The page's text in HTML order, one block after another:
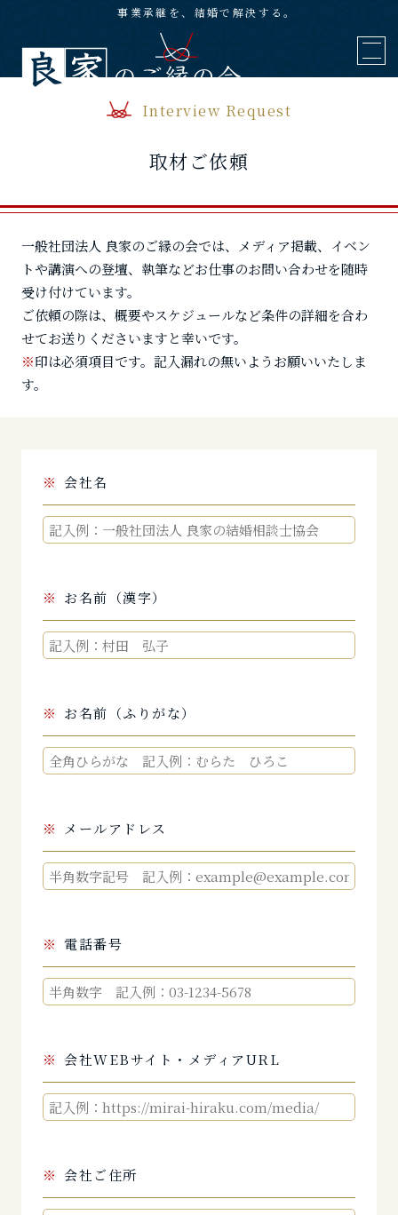
事業承継を、結婚で解決する。
Interview Request
取材ご依頼
一般社団法人 良家のご縁の会では、メディア掲載、イベン
トや講演への登壇、執筆などお仕事のお問い合わせを随時
受け付けています。
ご依頼の際は、概要やスケジュールなど条件の詳細を合わ
せてお送りくださいますと幸いです。
※印は必須項目です。記入漏れの無いようお願いいたしま
す。
会社名
お名前（漢字）
お名前（ふりがな）
メールアドレス
電話番号
会社WEBサイト・メディアURL
会社ご住所